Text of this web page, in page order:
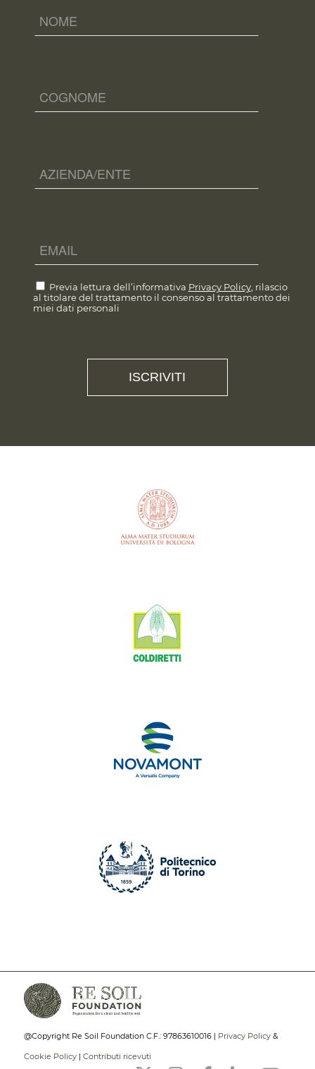
Previa lettura dell’informativa Privacy Policy, rilascio
al titolare del trattamento il consenso al trattamento dei
miei dati personali
@Copyright Re Soil Foundation C.F.: 97863610016 | Privacy Policy&
Cookie Policy| Contributi ricevuti